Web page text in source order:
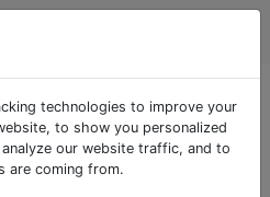
marquées
technologies to improve your
to show you personalized
our website traffic, and to
are coming from.